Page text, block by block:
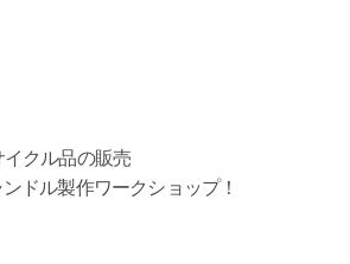
イクル品の販売
ドル製作ワークショップ！